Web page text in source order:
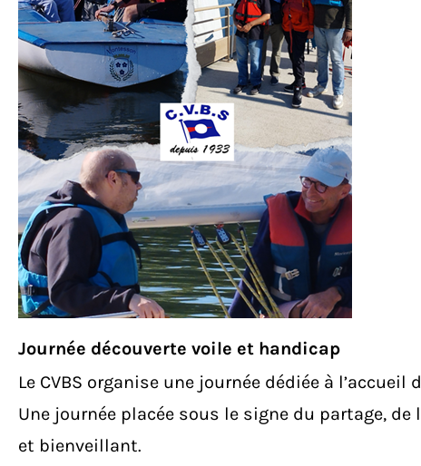
Journée découverte voile et handicap
Le CVBS organise une journée dédiée à
Une journée placée sous le signe du partage,
et bienveillant.